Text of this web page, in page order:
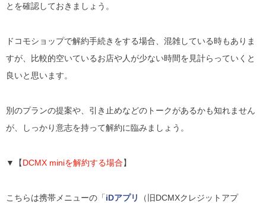
とを確認しておきましょう。
ドコモショップで解約手続きをする場合、混雑している時もありま
すが、比較的空いているお店や人が少ない時間を見計らっていくと
良いと思います。
別のプランの提案や、引き止めなどのトークがあるかも知れません
が、しっかり意志を持って解約に臨みましょう。
▼【DCMX miniを解約する場合】
こちらは携帯メニューの「iDアプリ
（旧DCMXクレジットアプ